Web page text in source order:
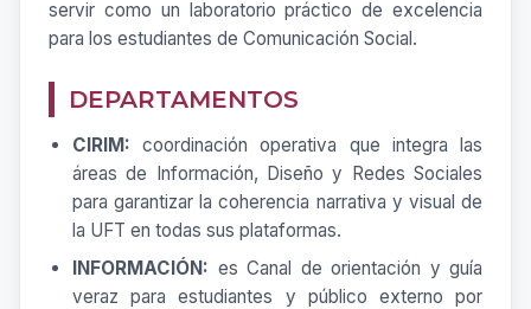
servir como un laboratorio práctico de excelencia
para los estudiantes de Comunicación Social.
DEPARTAMENTOS
CIRIM: coordinación operativa que integra las
áreas de Información, Diseño y Redes Sociales
para garantizar la coherencia narrativa y visual de
la UFT en todas sus plataformas.
INFORMACIÓN: es Canal de orientación y guía
veraz para estudiantes y público externo por